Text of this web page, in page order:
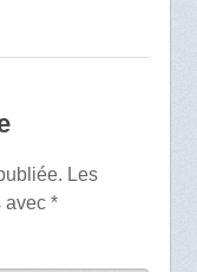
Les
avec *